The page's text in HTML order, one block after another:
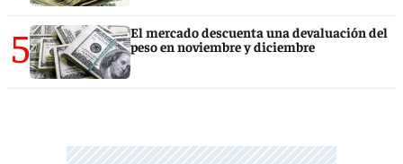
5
El mercado descuenta una devaluación del
peso en noviembre y diciembre